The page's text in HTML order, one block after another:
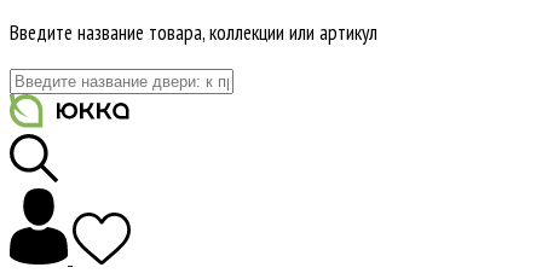
Введите название товара, коллекции или артикул